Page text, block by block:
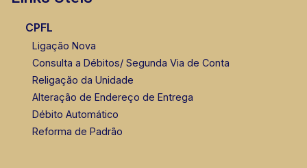
CPFL
Ligação Nova
Consulta a Débitos/ Segunda Via de Conta
Religação da Unidade
Alteração de Endereço de Entrega
Débito Automático
Reforma de Padrão